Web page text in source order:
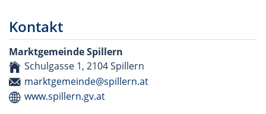
Kontakt
Marktgemeinde Spillern
Schulgasse 1, 2104 Spillern
marktgemeinde@spillern.at
www.spillern.gv.at